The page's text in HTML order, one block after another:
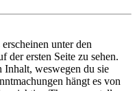
unter den
der ersten Seite zu sehen.
Inhalt, weswegen du sie
hängt es von